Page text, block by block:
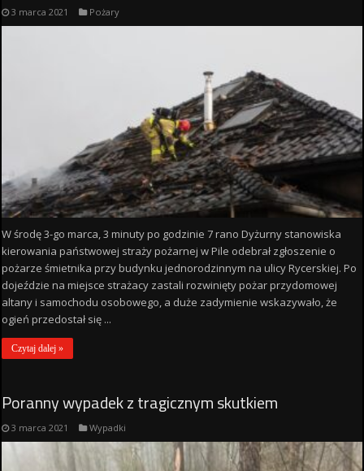
3 marca 2021 Pożary
W środę 3-go marca, 3 minuty po godzinie 7 rano Dyżurny stanowiska
kierowania państwowej straży pożarnej w Pile odebrał zgłoszenie o
pożarze śmietnika przy budynku jednorodzinnym na ulicy Rycerskiej. Po
dojeździe na miejsce strażacy zastali rozwinięty pożar przydomowej
altany i samochodu osobowego, a duże zadymienie wskazywało, że
ogień przedostał się ...
Czytaj dalej »
Poranny wypadek z tragicznym skutkiem
3 marca 2021 Wypadki